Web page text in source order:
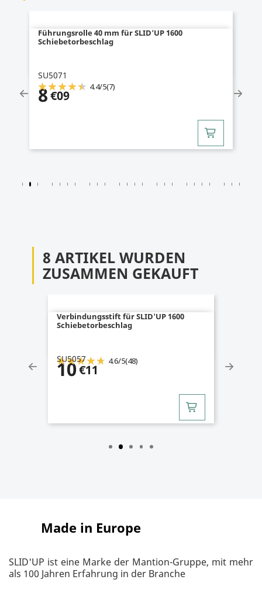
Führungsrolle 40 mm für SLID'UP 1600
Schiebetorbeschlag
SU5071
4.4/5(7)
8€09
8 ARTIKEL WURDEN
ZUSAMMEN GEKAUFT
Verbindungsstift für SLID'UP 1600
Schiebetorbeschlag
SU5057 4.6/5(48)
10€11
Made in Europe
SLID'UP ist eine Marke der Mantion-Gruppe, mit mehr
als 100 Jahren Erfahrung in der Branche